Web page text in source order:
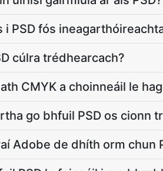
i PSD fós
cúlra trédhearcach?
CMYK a choinneáil le
go bhfuil PSD os cionn
Adobe de dhíth orm chun